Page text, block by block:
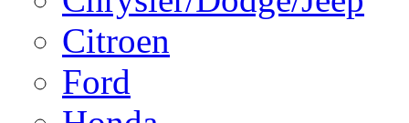
Citroen
Ford